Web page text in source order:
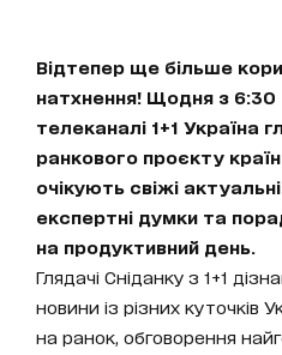
Відтепер ще більше
натхнення! Щодня з 6:30
телеканалі 1+1 Україна
ранкового проєкту
очікують свіжі
експертні думки та
на продуктивний день.
Глядачі Сніданку з 1+1
новини із різних куточків
на ранок, обговорення